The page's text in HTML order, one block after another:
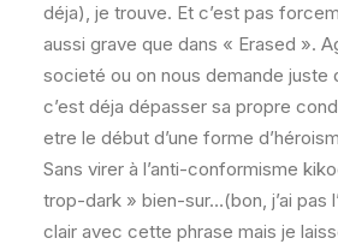
déja), je trouve. Et c’est pas
aussi grave que dans « Erased ».
societé ou on nous demande juste
c’est déja dépasser sa propre
etre le début d’une forme
Sans virer à l’anti-conformisme
trop-dark » bien-sur…(bon, j’ai pas
clair avec cette phrase mais je